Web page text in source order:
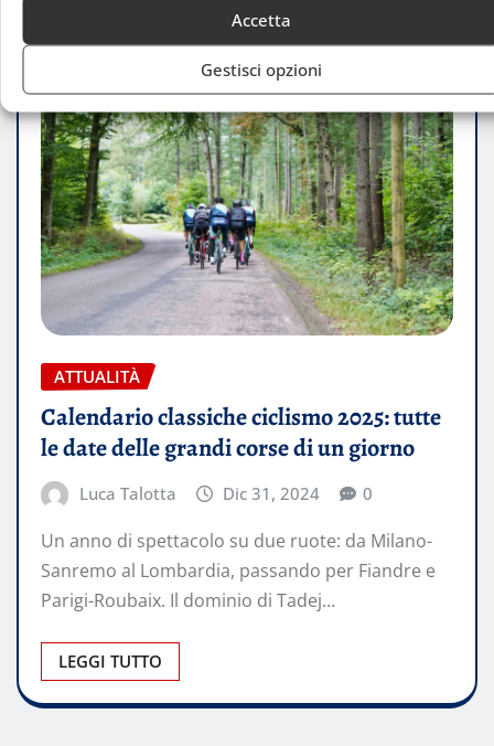
Accetta
Gestisci opzioni
ATTUALITÀ
Calendario classiche ciclismo 2025: tutte
le date delle grandi corse di un giorno
Luca Talotta Dic 31, 2024 0
Un anno di spettacolo su due ruote: da Milano-
Sanremo al Lombardia, passando per Fiandre e
Parigi-Roubaix. Il dominio di Tadej…
LEGGI TUTTO